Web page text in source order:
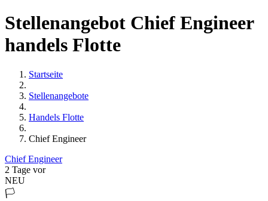
Stellenangebot Chief Engineer
handels Flotte
Startseite
Stellenangebote
Handels Flotte
Chief Engineer
Chief Engineer
2 Tage vor
NEU
🏳️